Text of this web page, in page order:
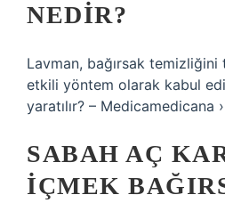
NEDIR?
Lavman, bağırsak
etkili yöntem olarak kabul
yaratılır? – Medicamedicana
SABAH AÇ
IÇMEK